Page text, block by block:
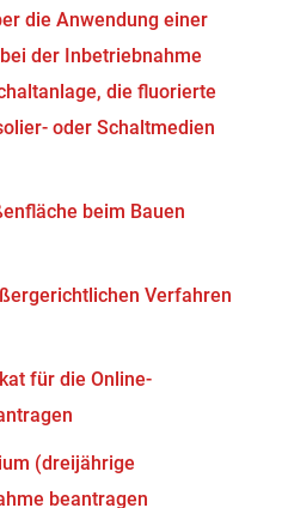
die Anwendung einer
der Inbetriebnahme
die fluorierte
oder Schaltmedien
beim Bauen
Verfahren
für die Online-
(dreijährige
beantragen